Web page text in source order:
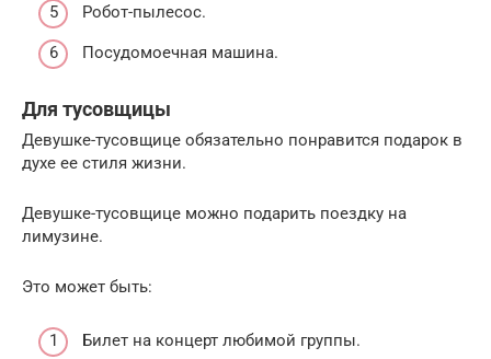
Робот-пылесос.
Посудомоечная машина.
Для тусовщицы
Девушке-тусовщице обязательно понравится подарок в
духе ее стиля жизни.
Девушке-тусовщице можно подарить поездку на
лимузине.
Это может быть:
Билет на концерт любимой группы.